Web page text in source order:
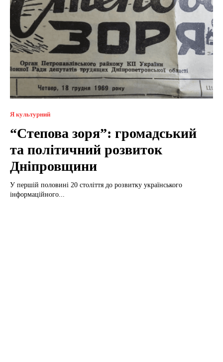
Я культурний
“Степова зоря”: громадський
та політичний розвиток
Дніпровщини
У першій половині 20 століття до розвитку українського
інформаційного...